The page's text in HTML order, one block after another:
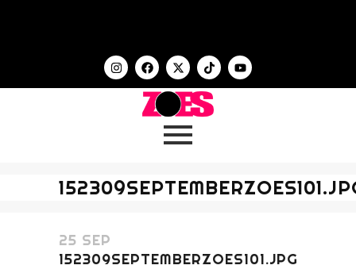
25 SEP
152309SEPTEMBERZOES101.JPG